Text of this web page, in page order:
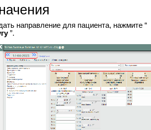
направление для пациента, нажмите “
”.